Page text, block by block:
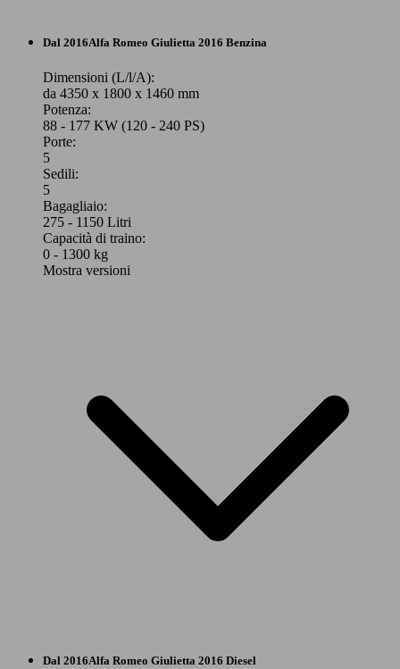
Dal 2016Alfa Romeo Giulietta 2016 Benzina
Dimensioni (L/l/A):
da 4350 x 1800 x 1460 mm
Potenza:
88 - 177 KW (120 - 240 PS)
Porte:
5
Sedili:
5
Bagagliaio:
275 - 1150 Litri
Capacità di traino:
0 - 1300 kg
Mostra versioni
Berlina
Dal 2016Alfa Romeo Giulietta 2016 Diesel